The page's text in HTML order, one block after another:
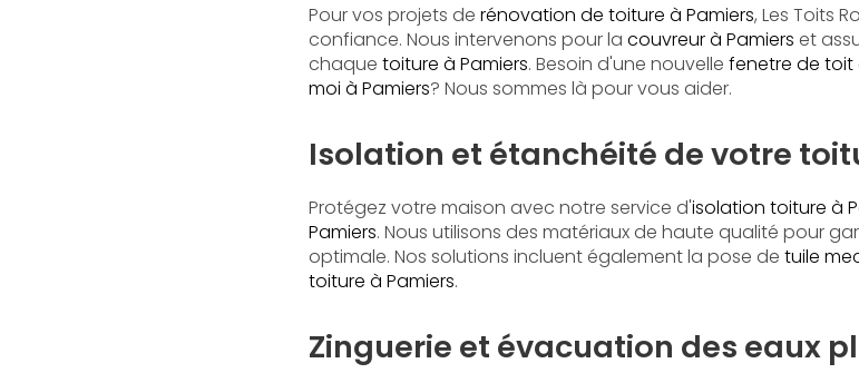
Pour vos projets de rénovation de toiture à Pamiers, Les Toits
confiance. Nous intervenons pour la couvreur à Pamiers et
chaque toiture à Pamiers. Besoin d'une nouvelle fenetre de toit
moi à Pamiers? Nous sommes là pour vous aider.
Isolation et étanchéité de votre
Protégez votre maison avec notre service d'isolation toiture à
Pamiers. Nous utilisons des matériaux de haute qualité pour
optimale. Nos solutions incluent également la pose de tuile
toiture à Pamiers.
Zinguerie et évacuation des eaux